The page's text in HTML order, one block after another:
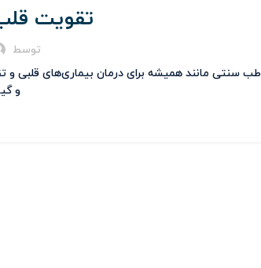
تقویت
توسط
طب سنتی مانند همیشه برای درمان بیماری‌های قلبی و
و